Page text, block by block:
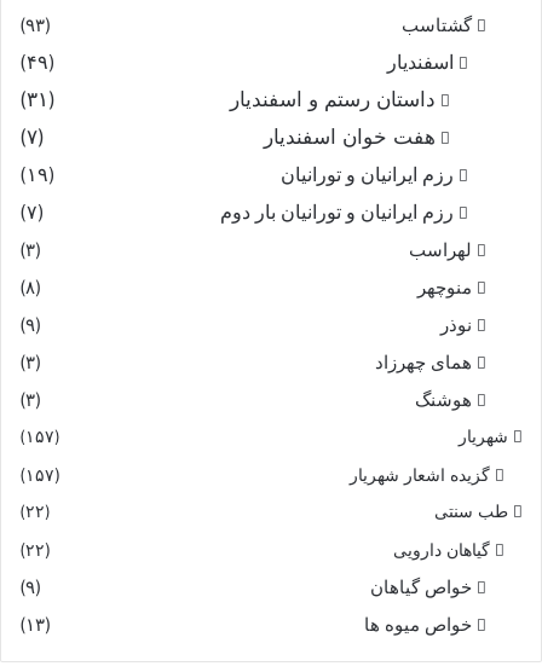
گشتاسب
(۹۳)
اسفندیار
(۴۹)
داستان رستم و اسفندیار
(۳۱)
هفت خوان اسفندیار
(۷)
رزم ایرانیان و تورانیان
(۱۹)
رزم ایرانیان و تورانیان بار دوم
(۷)
لهراسب
(۳)
منوچهر
(۸)
نوذر
(۹)
هماى چهرزاد
(۳)
هوشنگ
(۳)
شهریار (۱۵۷)
گزیده اشعار شهریار (۱۵۷)
طب سنتی (۲۲)
گیاهان دارویی (۲۲)
خواص گیاهان
(۹)
خواص میوه ها
(۱۳)